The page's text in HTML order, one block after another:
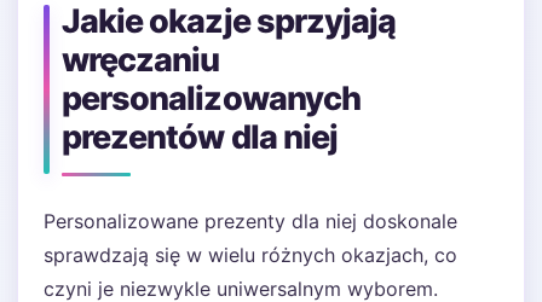
Jakie okazje sprzyjają
wręczaniu
personalizowanych
prezentów dla niej
Personalizowane prezenty dla niej doskonale
sprawdzają się w wielu różnych okazjach, co
czyni je niezwykle uniwersalnym wyborem.